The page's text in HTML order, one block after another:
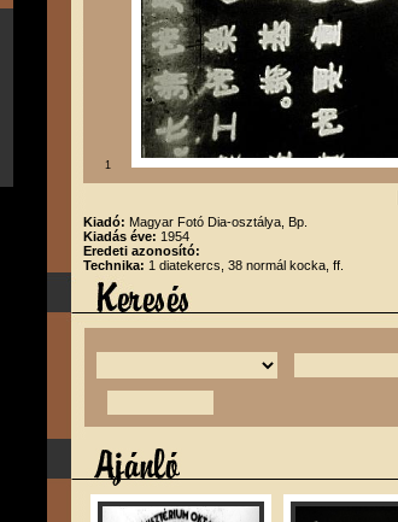
1
Kiadó: Magyar Fotó Dia-osztálya, Bp.
Kiadás éve: 1954
Eredeti azonosító:
Technika: 1 diatekercs, 38 normál kocka, ff.